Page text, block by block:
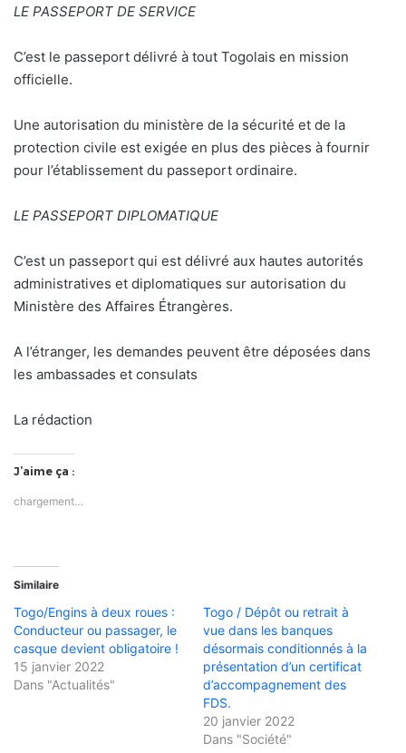
LE PASSEPORT DE SERVICE
C’est le passeport délivré à tout Togolais en mission
officielle.
Une autorisation du ministère de la sécurité et de la
protection civile est exigée en plus des pièces à fournir
pour l’établissement du passeport ordinaire.
LE PASSEPORT DIPLOMATIQUE
C’est un passeport qui est délivré aux hautes autorités
administratives et diplomatiques sur autorisation du
Ministère des Affaires Étrangères.
A l’étranger, les demandes peuvent être déposées dans
les ambassades et consulats
La rédaction
J’aime ça :
chargement…
Similaire
Togo/Engins à deux roues :
Conducteur ou passager, le
casque devient obligatoire !
15 janvier 2022
Dans "Actualités"
Togo / Dépôt ou retrait à
vue dans les banques
désormais conditionnés à la
présentation d’un certificat
d’accompagnement des
FDS.
20 janvier 2022
Dans "Société"